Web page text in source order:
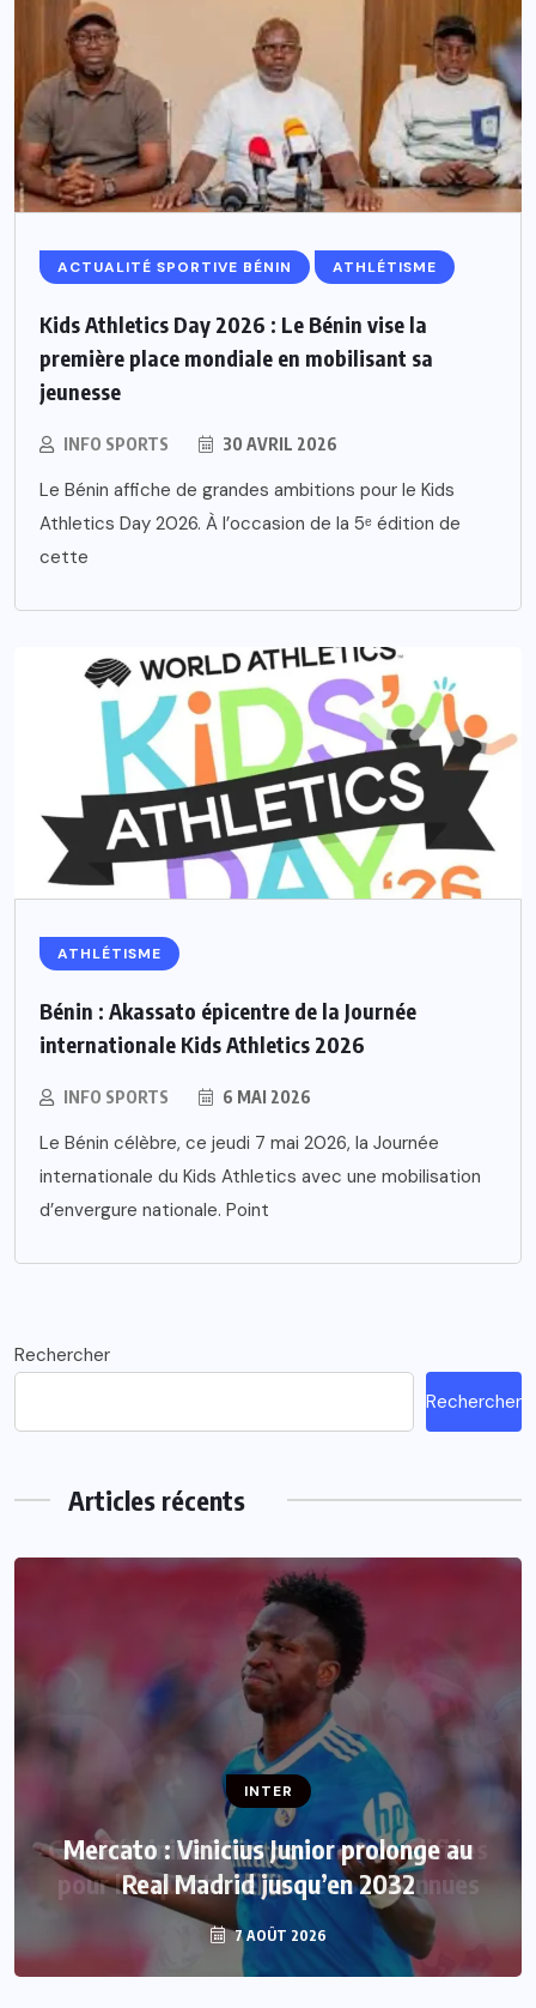
ACTUALITÉ SPORTIVE BÉNIN ATHLÉTISME
Kids Athletics Day 2026 : Le Bénin vise la
première place mondiale en mobilisant sa
jeunesse
INFO SPORTS 30 AVRIL 2026
Le Bénin affiche de grandes ambitions pour le Kids
Athletics Day 2026. À l’occasion de la 5ᵉ édition de
cette
ATHLÉTISME
Bénin : Akassato épicentre de la Journée
internationale Kids Athletics 2026
INFO SPORTS 6 MAI 2026
Le Bénin célèbre, ce jeudi 7 mai 2026, la Journée
internationale du Kids Athletics avec une mobilisation
d’envergure nationale. Point
Rechercher
Rechercher
Articles récents
INTER
Mercato : Vinicius Junior prolonge au
Real Madrid jusqu’en 2032
7 AOÛT 2026